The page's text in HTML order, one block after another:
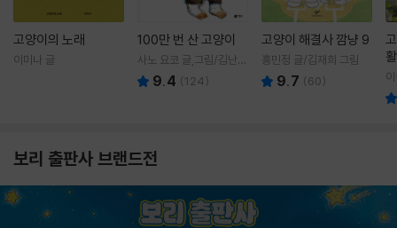
고양이의 노래
이미나 글
100만 번 산 고양이
사노 요코 글,그림/김난주
역 9.4 (124)
고양이 해결사 깜냥 9
홍민정 글/김재희 그림
9.7 (60)
보리 출판사 브랜드전